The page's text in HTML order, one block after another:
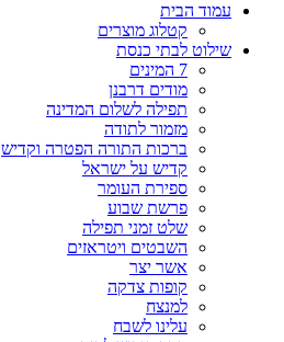
עמוד הבית
קטלוג מוצרים
שילוט לבתי כנסת
7 המינים
מודים דרבנן
תפילה לשלום המדינה
מזמור לתודה
ברכות התורה הפטרה וקדיש
קדיש על ישראל
ספירת העומר
פרשת שבוע
שלט זמני תפילה
השבטים ויטראזים
אשר יצר
קופות צדקה
למנצח
עלינו לשבח